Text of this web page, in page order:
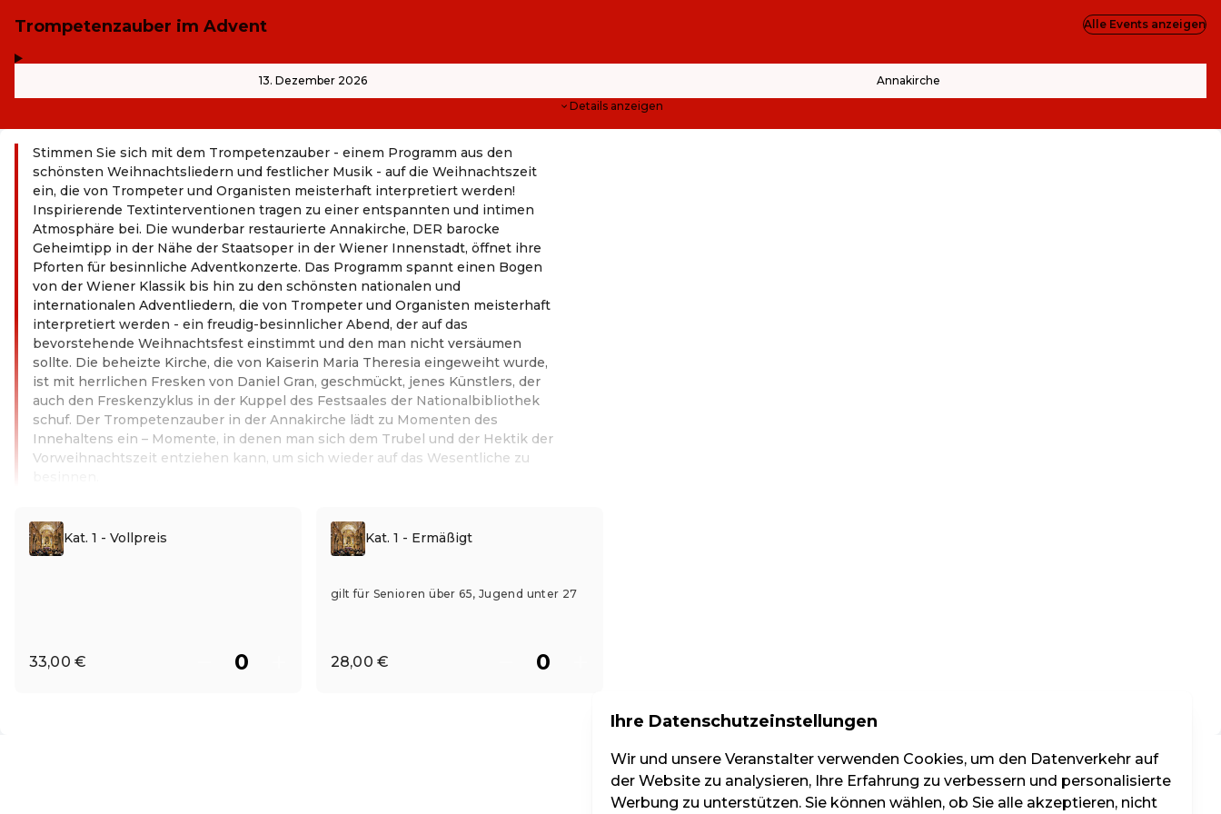
Trompetenzauber im Advent
13. Dezember 2026 Annakirche
Details anzeigen
Alle Events anzeigen
Stimmen Sie sich mit dem Trompetenzauber - einem Programm aus den
schönsten Weihnachtsliedern und festlicher Musik - auf die Weihnachtszeit
ein, die von Trompeter und Organisten meisterhaft interpretiert werden!
Inspirierende Textinterventionen tragen zu einer entspannten und intimen
Atmosphäre bei. Die wunderbar restaurierte Annakirche, DER barocke
Geheimtipp in der Nähe der Staatsoper in der Wiener Innenstadt, öffnet ihre
Pforten für besinnliche Adventkonzerte. Das Programm spannt einen Bogen
von der Wiener Klassik bis hin zu den schönsten nationalen und
internationalen Adventliedern, die von Trompeter und Organisten meisterhaft
interpretiert werden - ein freudig-besinnlicher Abend, der auf das
bevorstehende Weihnachtsfest einstimmt und den man nicht versäumen
sollte. Die beheizte Kirche, die von Kaiserin Maria Theresia eingeweiht wurde,
ist mit herrlichen Fresken von Daniel Gran, geschmückt, jenes Künstlers, der
auch den Freskenzyklus in der Kuppel des Festsaales der Nationalbibliothek
schuf. Der Trompetenzauber in der Annakirche lädt zu Momenten des
Innehaltens ein – Momente, in denen man sich dem Trubel und der Hektik der
Vorweihnachtszeit entziehen kann, um sich wieder auf das Wesentliche zu
Kat. 1 - Vollpreis
33,00 €
Kat. 1 - Ermäßigt
gilt für Senioren über 65, Jugend unter 27
28,00 €
Ihre Datenschutzeinstellungen
Wir und unsere Veranstalter verwenden Cookies, um den Datenverkehr auf
der Website zu analysieren, Ihre Erfahrung zu verbessern und personalisierte
Werbung zu unterstützen. Sie können wählen, ob Sie alle akzeptieren, nicht